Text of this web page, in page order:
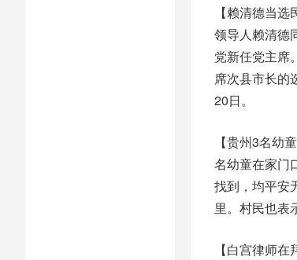
【赖清德当
领导人赖清德
党新任党主席
席次县市长的
20日。
【贵州3名幼
名幼童在家门
找到，均平安
里。村民也表
【白宫律师